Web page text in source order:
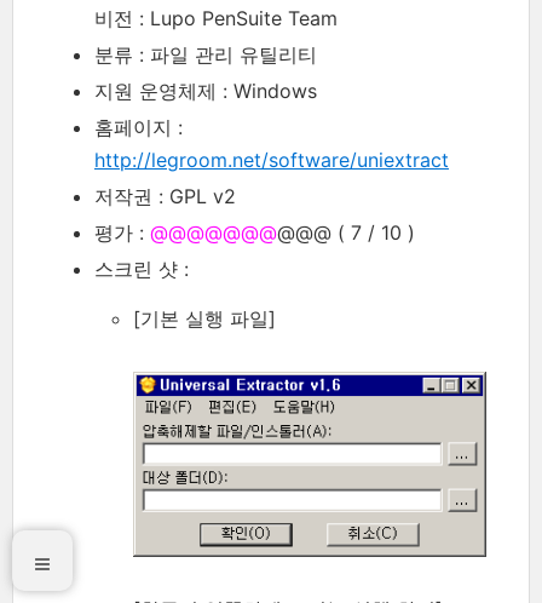
비전 : Lupo PenSuite Team
분류 : 파일 관리 유틸리티
지원 운영체제 : Windows
홈페이지 :
http://legroom.net/software/uniextract
저작권 : GPL v2
평가 : @@@@@@@@@@ ( 7 / 10 )
스크린 샷 :
[기본 실행 파일]